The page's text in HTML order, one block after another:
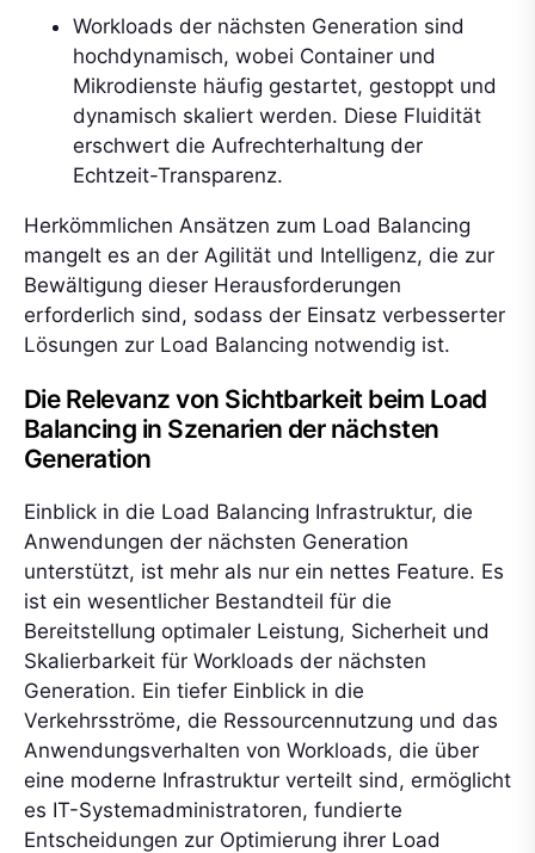
Workloads der nächsten Generation sind
hochdynamisch, wobei Container und
Mikrodienste häufig gestartet, gestoppt und
dynamisch skaliert werden. Diese Fluidität
erschwert die Aufrechterhaltung der
Echtzeit-Transparenz.
Herkömmlichen Ansätzen zum Load Balancing
mangelt es an der Agilität und Intelligenz, die zur
Bewältigung dieser Herausforderungen
erforderlich sind, sodass der Einsatz verbesserter
Lösungen zur Load Balancing notwendig ist.
Die Relevanz von Sichtbarkeit beim Load
Balancing in Szenarien der nächsten
Generation
Einblick in die Load Balancing Infrastruktur, die
Anwendungen der nächsten Generation
unterstützt, ist mehr als nur ein nettes Feature. Es
ist ein wesentlicher Bestandteil für die
Bereitstellung optimaler Leistung, Sicherheit und
Skalierbarkeit für Workloads der nächsten
Generation. Ein tiefer Einblick in die
Verkehrsströme, die Ressourcennutzung und das
Anwendungsverhalten von Workloads, die über
eine moderne Infrastruktur verteilt sind, ermöglicht
es IT-Systemadministratoren, fundierte
Entscheidungen zur Optimierung ihrer Load